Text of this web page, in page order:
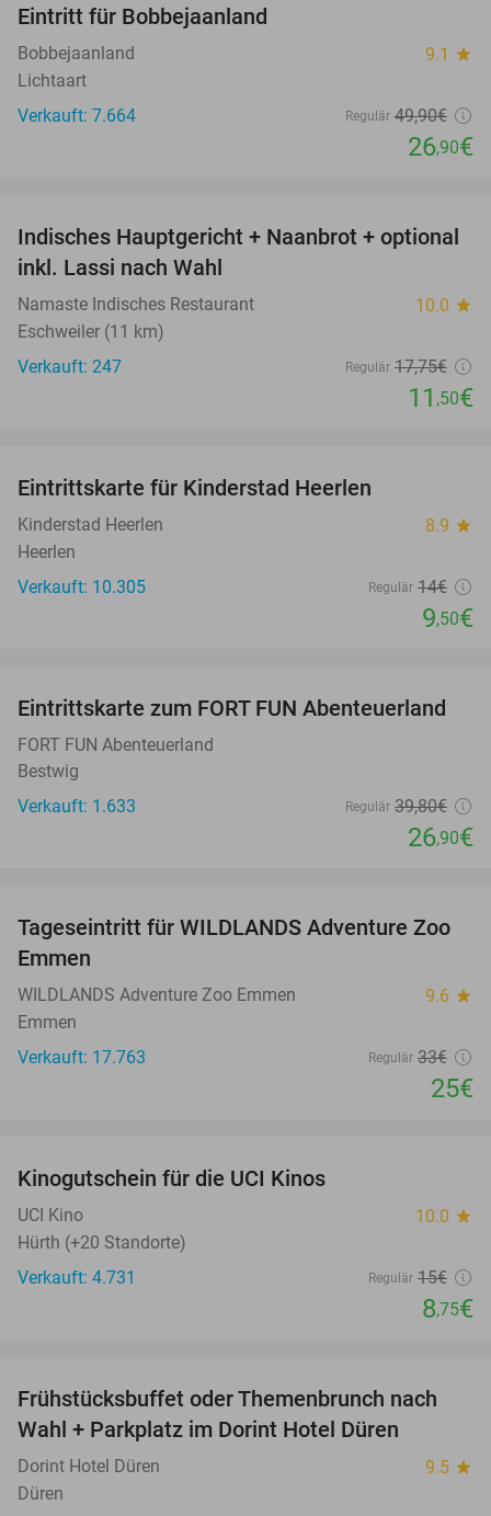
Eintritt für Bobbejaanland
Bobbejaanland 9.1 star
Lichtaart
Verkauft: 7.664
Regulär 49,90€
26,90€
35%
Indisches Hauptgericht + Naanbrot + optional
inkl. Lassi nach Wahl
Namaste Indisches Restaurant 10.0 star
Eschweiler (11 km)
Verkauft: 247
Regulär 17,75€
11 ,50€
Eintrittskarte für Kinderstad Heerlen
Kinderstad Heerlen 8.9 star
Heerlen
Verkauft: 10.305
Regulär 14€
9,50€
32%
Eintrittskarte zum FORT FUN Abenteuerland
FORT FUN Abenteuerland
Bestwig
Verkauft: 1.633
Regulär 39,80€
26,90€
24%
Tageseintritt für WILDLANDS Adventure Zoo
Emmen
WILDLANDS Adventure Zoo Emmen 9.6 star
Emmen
Verkauft: 17.763
Regulär 33€
25€
Kinogutschein für die UCI Kinos
UCI Kino 10.0 star
Hürth (+20 Standorte)
Verkauft: 4.731
Regulär 15€
8,75€
60%
Frühstücksbuffet oder Themenbrunch nach
Wahl + Parkplatz im Dorint Hotel Düren
Dorint Hotel Düren 9.5 star
Düren